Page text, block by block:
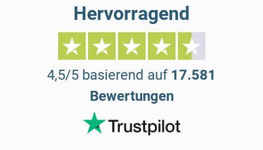
Hervorragend
4,5/5 basierend auf 17.581
Bewertungen